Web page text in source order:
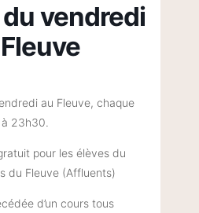
vendredi
au Fleuve, chaque
à 23h30.
pour les élèves du
du Fleuve (Affluents)
d’un cours tous